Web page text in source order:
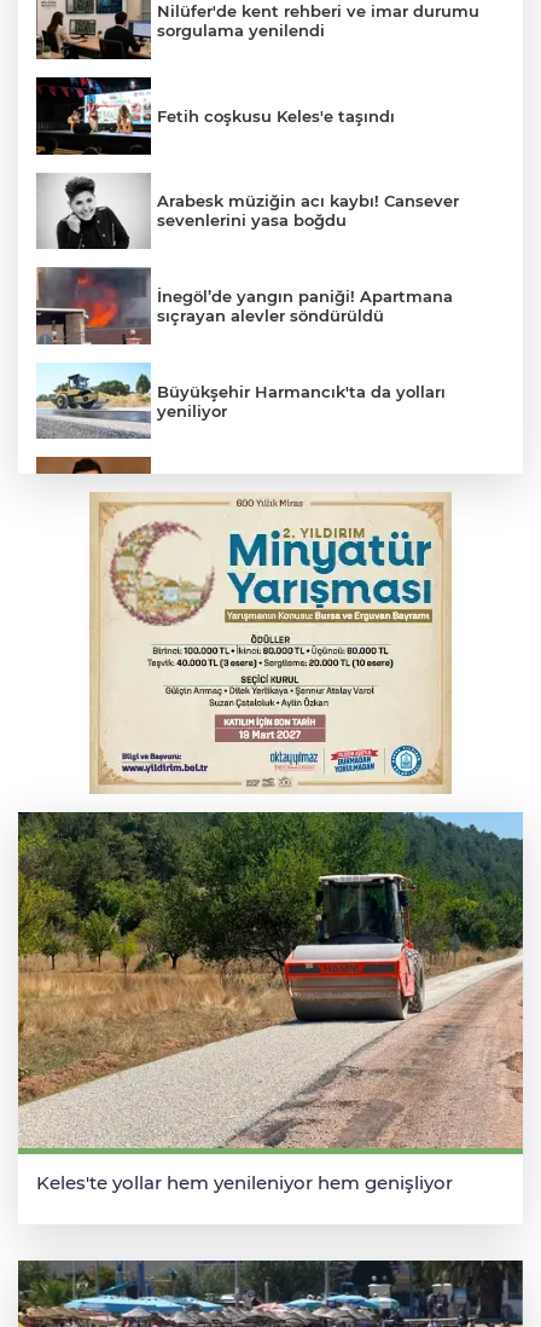
Nilüfer'de kent rehberi ve imar durumu
sorgulama yenilendi
Fetih coşkusu Keles'e taşındı
Arabesk müziğin acı kaybı! Cansever
sevenlerini yasa boğdu
İnegöl’de yangın paniği! Apartmana
sıçrayan alevler söndürüldü
Büyükşehir Harmancık'ta da yolları
yeniliyor
kaybetti
İş makinesinin camına kafasını çarpan
operatör yaralandı
Babasını ziyarete giderken kazada
hayatını kaybetti
İnegöl'de orman yangını; Havadan ve
karadan müdahale başlatıldı
Keles'te yollar hem yenileniyor hem genişliyor